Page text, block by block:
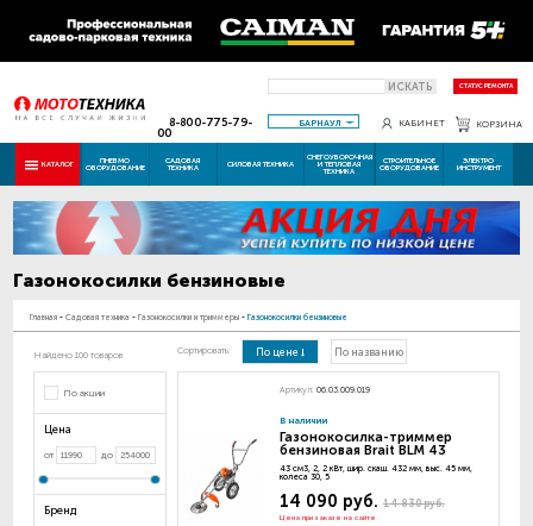
ИСКАТЬ СТАТУС РЕМОНТА
8-800-775-79-
00
БАРНАУЛ КАБИНЕТ КОРЗИНА
КАТАЛОГ ПНЕВМО
ОБОРУДОВАНИЕ
САДОВАЯ
ТЕХНИКА СИЛОВАЯ ТЕХНИКА
СНЕГОУБОРОЧНАЯ
И ТЕПЛОВАЯ
ТЕХНИКА
СТРОИТЕЛЬНОЕ
ОБОРУДОВАНИЕ
ЭЛЕКТРО
ИНСТРУМЕНТ
Газонокосилки бензиновые
Главная - Садовая техника - Газонокосилки и триммеры - Газонокосилки бензиновые
Найдено 100 товаров
По акции
Цена
от до
Бренд
Сортировать: По цене По названию
Артикул: 06.03.009.019
В наличии
Газонокосилка-триммер
бензиновая Brait BLM 43
43 см3, 2, 2 кВт, шир. скаш. 432 мм, выс. 45 мм,
колеса 30, 5
14 830 руб.
14 090 руб.
Цена при заказе на сайте